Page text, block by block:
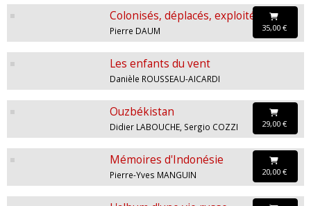
Colonisés, déplacés, exploités
Pierre DAUM 35,00 €
Les enfants du vent
Danièle ROUSSEAU-AICARDI
Ouzbékistan
Didier LABOUCHE, Sergio COZZI 29,00 €
Mémoires d'Indonésie
Pierre-Yves MANGUIN 20,00 €